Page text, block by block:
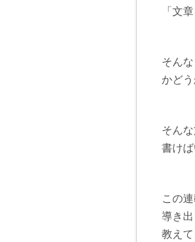
「文
そん
かど
そん
書け
この
導き
教えて